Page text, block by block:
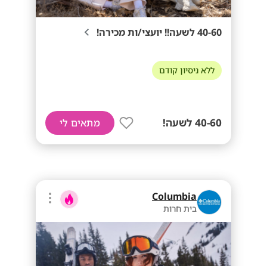
40-60 לשעה!! יועצי/ות מכירה!
ללא ניסיון קודם
40-60 לשעה! מתאים לי
Columbia
בית חרות